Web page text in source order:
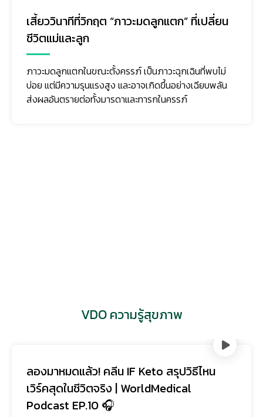
เสี้ยววินาทีที่วิกฤต “ภาวะมดลูกแตก” ที่เปลี่ยน
ชีวิตแม่และลูก
ภาวะมดลูกแตกในขณะตั้งครรภ์ เป็นภาวะฉุกเฉินที่พบไม่
บ่อย แต่มีความรุนแรงสูง และอาจเกิดขึ้นอย่างเฉียบพลัน
ส่งผลอันตรายต่อทั้งมารดาและทารกในครรภ์
VDO ความรู้สุขภาพ
ลองมาหมดแล้ว! คลีน IF Keto สรุปวิธีไหน
เวิร์คสุดในชีวิตจริง | WorldMedical
Podcast EP.10 🎧